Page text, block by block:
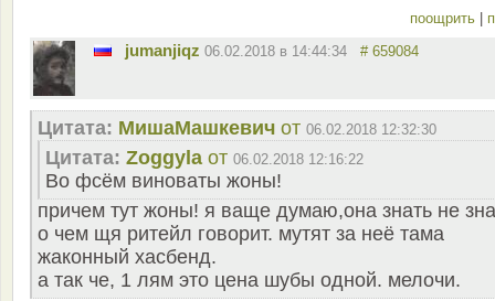
поощрить
jumanjiqz 06.02.2018 в 14:44:34 # 659084
Цитата: MишаМашкевич от 06.02.2018 12:32:30
Цитата: Zoggyla от 06.02.2018 12:16:22
Во фсём виноваты жоны!
причем тут жоны! я ваще думаю,она знать не
о чем щя ритейл говорит. мутят за неё тама
жаконный хасбенд.
а так че, 1 лям это цена шубы одной. мелочи.